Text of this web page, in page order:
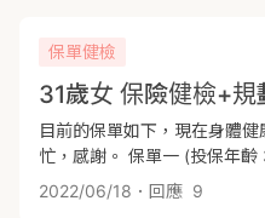
劃都是需要收據項目才可以
台壽要超過1萬才能出單，不
保單健檢
31歲女 保險健檢+規
目前的保單如下，現在身體
忙，感謝。 保單一 (投保年
保安心住院醫療終身健康保
年台灣人壽珍LONG好康手
2022/06/18 ．回應 9